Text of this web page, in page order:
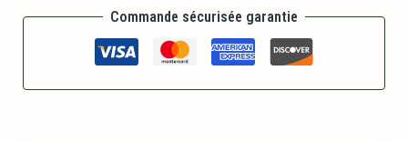
Commande sécurisée garantie